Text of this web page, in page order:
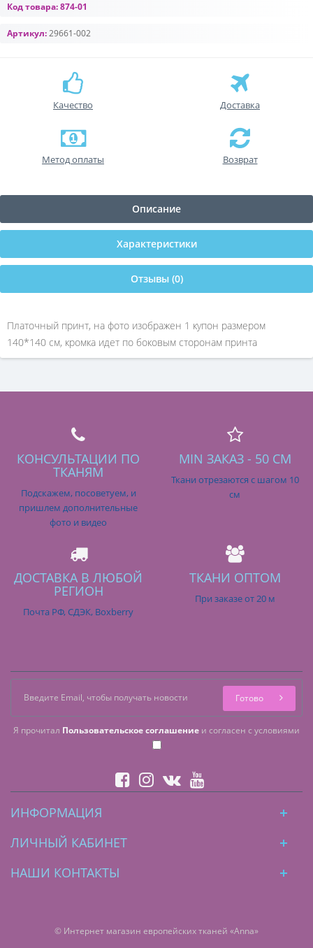
Код товара:874-01
Артикул:29661-002
Качество Доставка
Метод оплаты Возврат
Описание
Характеристики
Отзывы (0)
Платочный принт, на фото изображен 1 купон размером
140*140 см, кромка идет по боковым сторонам принта
КОНСУЛЬТАЦИИ ПО
ТКАНЯМ
Подскажем, посоветуем, и
пришлем дополнительные
фото и видео
MIN ЗАКАЗ - 50 СМ
Ткани отрезаются с шагом 10
см
ДОСТАВКА В ЛЮБОЙ
РЕГИОН
Почта РФ, СДЭК, Boxberry
ТКАНИ ОПТОМ
При заказе от 20 м
Я прочитал Пользовательское соглашение и согласен с условиями
Готово
ИНФОРМАЦИЯ
ЛИЧНЫЙ КАБИНЕТ
НАШИ КОНТАКТЫ
© Интернет магазин европейских тканей «Anna»